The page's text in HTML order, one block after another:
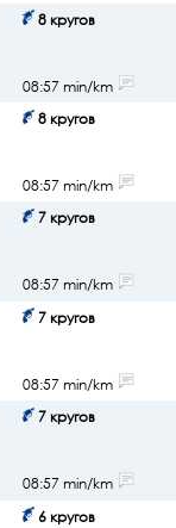
8 кругов
08:57 min/km
8 кругов
08:57 min/km
7 кругов
08:57 min/km
7 кругов
08:57 min/km
7 кругов
08:57 min/km
6 кругов